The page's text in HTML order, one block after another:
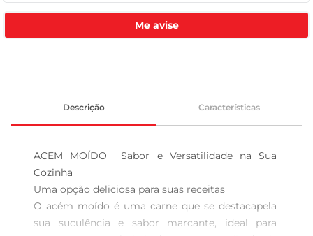
Me avise
Descrição Características
ACEM MOÍDO  Sabor e Versatilidade na Sua
Cozinha
Uma opção deliciosa para suas receitas
O acém moído é uma carne que se destacapela
sua suculência e sabor marcante, ideal para